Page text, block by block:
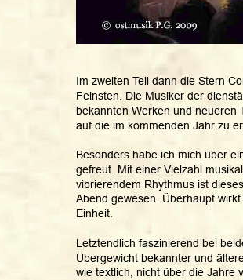
Im zweiten Teil dann die Stern
Feinsten. Die Musiker der
bekannten Werken und
auf die im kommenden Jahr zu
Besonders habe ich mich über
gefreut. Mit einer Vielzahl
vibrierendem Rhythmus ist
Abend gewesen. Überhaupt
Einheit.
Letztendlich faszinierend bei
Übergewicht bekannter und
wie textlich, nicht über die Jahre